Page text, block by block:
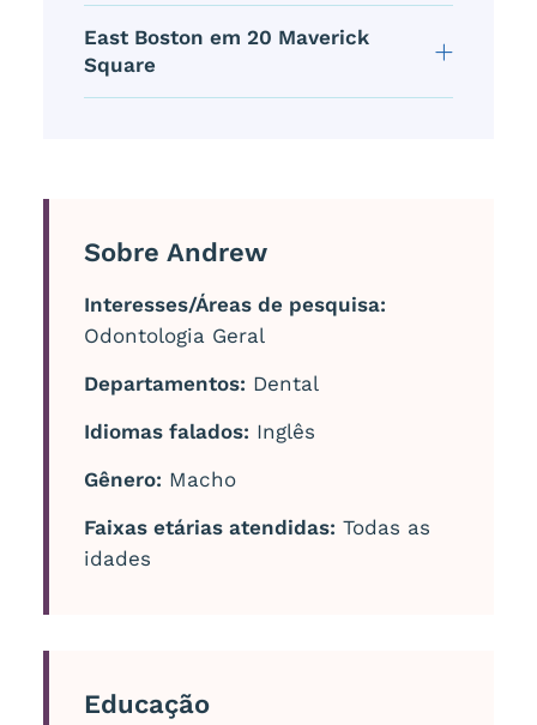
East Boston em 20 Maverick
Square
Sobre Andrew
Interesses/Áreas de pesquisa:
Odontologia Geral
Departamentos: Dental
Idiomas falados: Inglês
Gênero: Macho
Faixas etárias atendidas: Todas as
idades
Educação